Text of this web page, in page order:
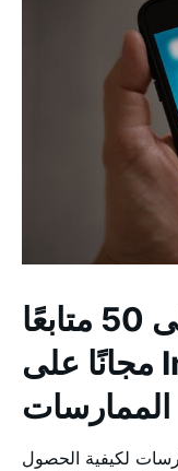
كيفية الحصول على 50 متابعًا
مجانًا على Instagram أفضل
الممارسات
لكيفية الحصول